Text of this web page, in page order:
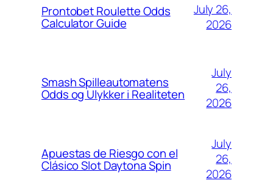
Prontobet Roulette Odds
Calculator Guide
July 26,
2026
Smash Spilleautomatens
Odds og Ulykker i Realiteten
July
26,
2026
Apuestas de Riesgo con el
Clásico Slot Daytona Spin
July
26,
2026